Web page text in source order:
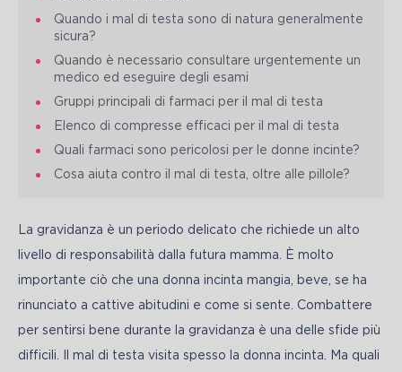
Quando i mal di testa sono di natura generalmente
sicura?
Quando è necessario consultare urgentemente un
medico ed eseguire degli esami
Gruppi principali di farmaci per il mal di testa
Elenco di compresse efficaci per il mal di testa
Quali farmaci sono pericolosi per le donne incinte?
Cosa aiuta contro il mal di testa, oltre alle pillole?
La gravidanza è un periodo delicato che richiede un alto
livello di responsabilità dalla futura mamma. È molto
importante ciò che una donna incinta mangia, beve, se ha
rinunciato a cattive abitudini e come si sente. Combattere
per sentirsi bene durante la gravidanza è una delle sfide più
difficili. Il mal di testa visita spesso la donna incinta. Ma quali